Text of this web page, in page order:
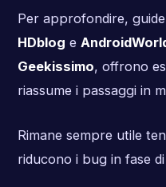
Per approfondire,
HDblog e
Geekissimo, offrono
riassume i passaggi in
Rimane sempre utile
riducono i bug in fase